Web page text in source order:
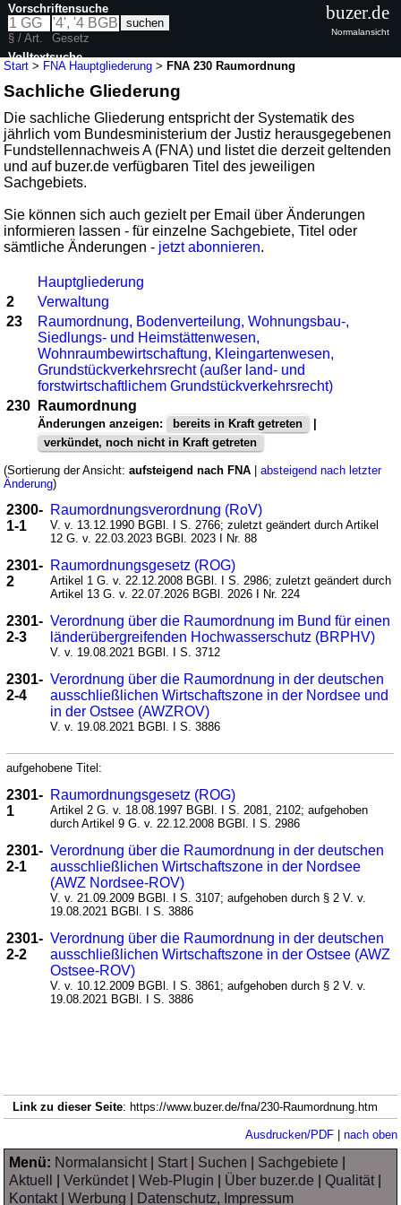
Start > FNA Hauptgliederung >FNA 230 Raumordnung
Sachliche Gliederung
Die sachliche Gliederung entspricht der Systematik des
jährlich vom Bundesministerium der Justiz herausgegebenen
Fundstellennachweis A (FNA) und listet die derzeit geltenden
und auf buzer.de verfügbaren Titel des jeweiligen
Sachgebiets.
Sie können sich auch gezielt per Email über Änderungen
informieren lassen - für einzelne Sachgebiete, Titel oder
sämtliche Änderungen - jetzt abonnieren.
Hauptgliederung
2
Verwaltung
23
Raumordnung, Bodenverteilung, Wohnungsbau-,
Siedlungs- und Heimstättenwesen,
Wohnraumbewirtschaftung, Kleingartenwesen,
Grundstückverkehrsrecht (außer land- und
forstwirtschaftlichem Grundstückverkehrsrecht)
230
Raumordnung
Änderungen anzeigen: bereits in Kraft getreten
|
verkündet, noch nicht in Kraft getreten
(Sortierung der Ansicht:aufsteigend nach FNA |absteigend nach letzter
Änderung)
2300-
1-1
Raumordnungsverordnung (RoV)
V. v. 13.12.1990 BGBl. I S. 2766; zuletzt geändert durch Artikel
12 G. v. 22.03.2023 BGBl. 2023 I Nr. 88
2301-
2
Raumordnungsgesetz (ROG)
Artikel 1 G. v. 22.12.2008 BGBl. I S. 2986; zuletzt geändert durch
Artikel 13 G. v. 22.07.2026 BGBl. 2026 I Nr. 224
2301-
2-3
Verordnung über die Raumordnung im Bund für einen
länderübergreifenden Hochwasserschutz (BRPHV)
V. v. 19.08.2021 BGBl. I S. 3712
2301-
2-4
Verordnung über die Raumordnung in der deutschen
ausschließlichen Wirtschaftszone in der Nordsee und
in der Ostsee (AWZROV)
V. v. 19.08.2021 BGBl. I S. 3886
aufgehobene Titel:
2301-
1
Raumordnungsgesetz (ROG)
Artikel 2 G. v. 18.08.1997 BGBl. I S. 2081, 2102; aufgehoben
durch Artikel 9 G. v. 22.12.2008 BGBl. I S. 2986
2301-
2-1
Verordnung über die Raumordnung in der deutschen
ausschließlichen Wirtschaftszone in der Nordsee
(AWZ Nordsee-ROV)
V. v. 21.09.2009 BGBl. I S. 3107; aufgehoben durch § 2 V. v.
19.08.2021 BGBl. I S. 3886
2301-
2-2
Verordnung über die Raumordnung in der deutschen
ausschließlichen Wirtschaftszone in der Ostsee (AWZ
Ostsee-ROV)
V. v. 10.12.2009 BGBl. I S. 3861; aufgehoben durch § 2 V. v.
19.08.2021 BGBl. I S. 3886
Vorschriftensuche
§ / Art.
Gesetz
Volltextsuche
buzer.de
Normalansicht
Link zu dieser Seite: https://www.buzer.de/fna/230-Raumordnung.htm
Ausdrucken/PDF| nach oben
Menü: Normalansicht| Start| Suchen Sachgebiete
Aktuell
|Verkündet|Web-Plugin Über buzer.de |Qualität|
Kontakt|Werbung Datenschutz, Impressum